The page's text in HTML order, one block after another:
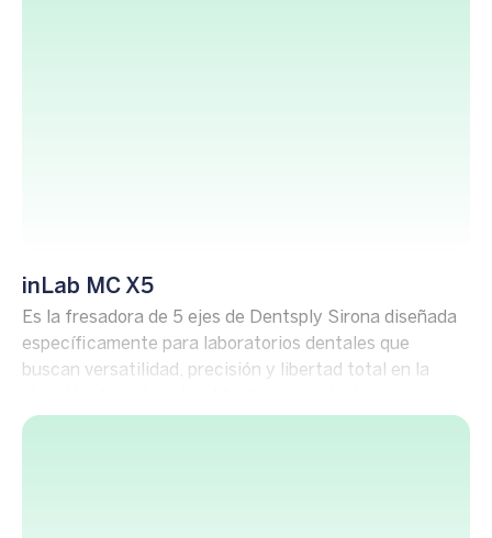
inLab MC X5
Es la fresadora de 5 ejes de Dentsply Sirona diseñada
específicamente para laboratorios dentales que
buscan versatilidad, precisión y libertad total en la
restauraciones complejas y de alta calidad, todo en un